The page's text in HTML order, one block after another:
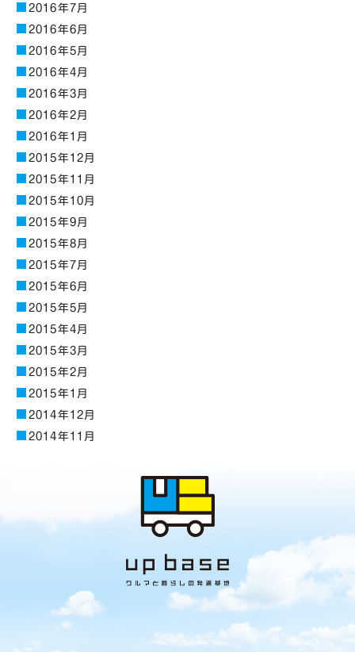
2016年7月
2016年6月
2016年5月
2016年4月
2016年3月
2016年2月
2016年1月
2015年12月
2015年11月
2015年10月
2015年9月
2015年8月
2015年7月
2015年6月
2015年5月
2015年4月
2015年3月
2015年2月
2015年1月
2014年12月
2014年11月